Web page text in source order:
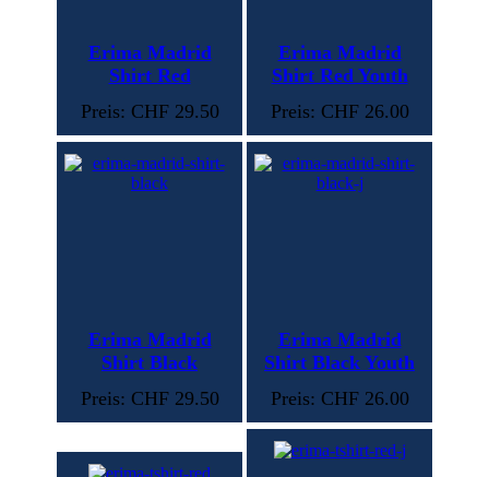
Erima Madrid
Shirt Red
Preis: CHF 29.50
Erima Madrid
Shirt Red Youth
Preis: CHF 26.00
Erima Madrid
Shirt Black
Preis: CHF 29.50
Erima Madrid
Shirt Black Youth
Preis: CHF 26.00